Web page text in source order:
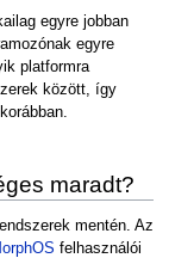
egyre jobban
egyre
platformra
között, így
maradt?
mentén. Az
felhasználói